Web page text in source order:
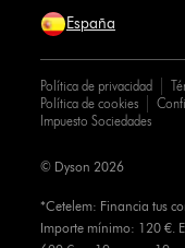
España
Política de privacidad
Política de cookies
Impuesto Sociedades
*Cetelem: Financia tus
Importe mínimo: 120 €.
© Dyson 2026